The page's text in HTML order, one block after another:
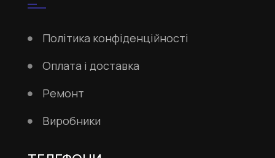
Політика конфіденційності
Оплата і доставка
Ремонт
Виробники